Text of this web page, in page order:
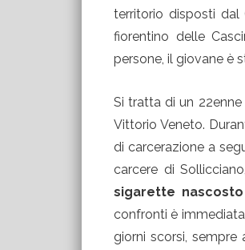
territorio disposti dal
fiorentino delle
persone, il giovane è
Si tratta di un
Vittorio Veneto.
di carcerazione a
carcere di
sigarette
confronti è
giorni scorsi, sempre